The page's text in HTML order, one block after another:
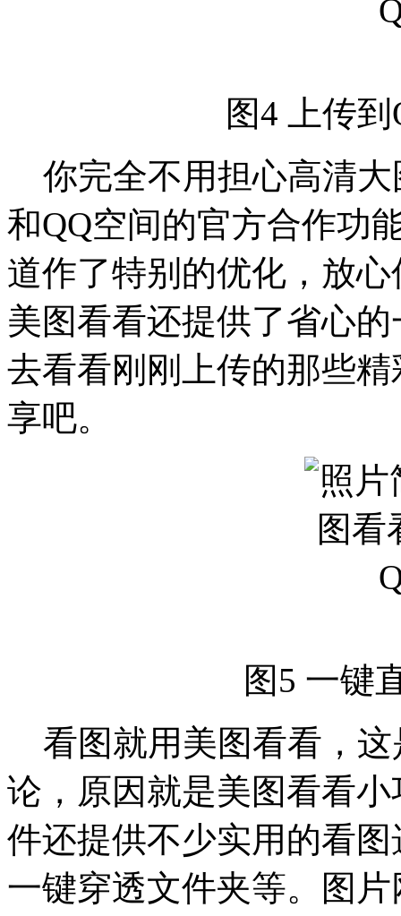
图4 上传
你完全不用担心高清大
和QQ空间的官方合作功
道作了特别的优化，放
美图看看还提供了省心
去看看刚刚上传的那些
享吧。
图5 一键
看图就用美图看看，这
论，原因就是美图看看
件还提供不少实用的看
一键穿透文件夹等。图